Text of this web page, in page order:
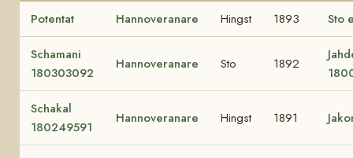
Potentat Hannoveranare Hingst 1893 Sto
Schamani
180303092
Hannoveranare Sto 1892
Schakal
180249591
Hannoveranare Hingst 1891